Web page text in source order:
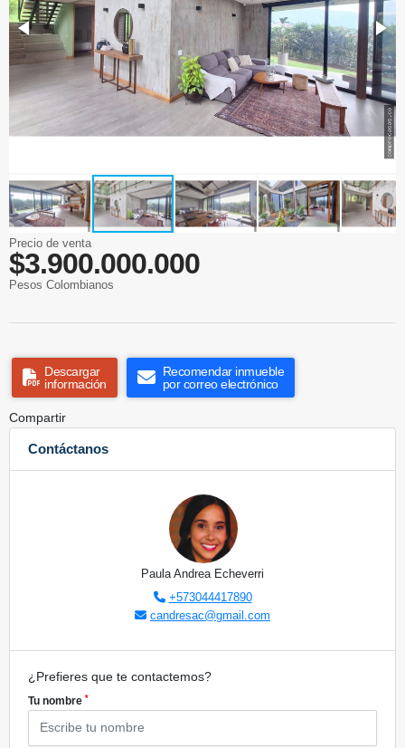
Precio de venta
$3.900.000.000
Pesos Colombianos
Descargar
información
Recomendar inmueble
por correo electrónico
Compartir
Contáctanos
Paula Andrea Echeverri
+573044417890
candresac@gmail.com
¿Prefieres que te contactemos?
Tu nombre *